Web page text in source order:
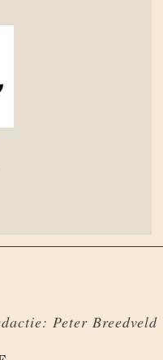
Peter Breedveld